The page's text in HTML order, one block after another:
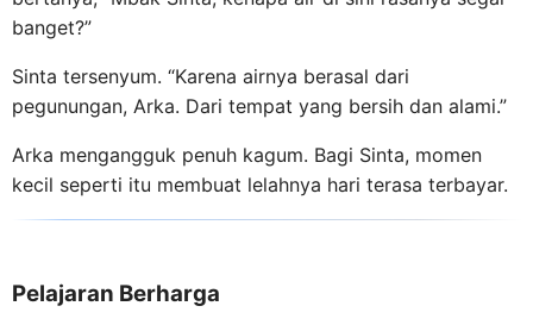
banget?”
Sinta tersenyum. “Karena airnya berasal dari
pegunungan, Arka. Dari tempat yang bersih dan alami.”
Arka mengangguk penuh kagum. Bagi Sinta, momen
kecil seperti itu membuat lelahnya hari terasa terbayar.
Pelajaran Berharga